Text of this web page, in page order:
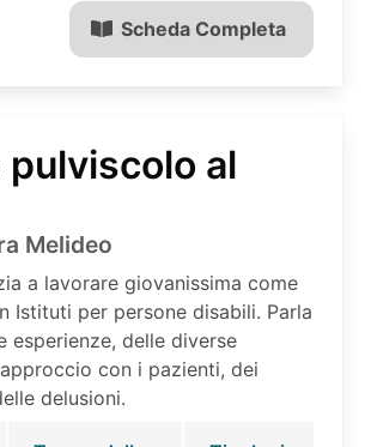
Scheda Completa
pulviscolo al
Melideo
a lavorare giovanissima come
Istituti per persone disabili. Parla
esperienze, delle diverse
con i pazienti, dei
delusioni.